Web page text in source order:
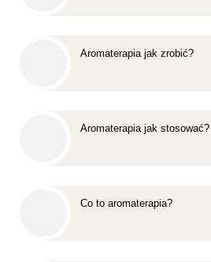
Aromaterapia jak zrobić?
Aromaterapia jak stosować?
Co to aromaterapia?